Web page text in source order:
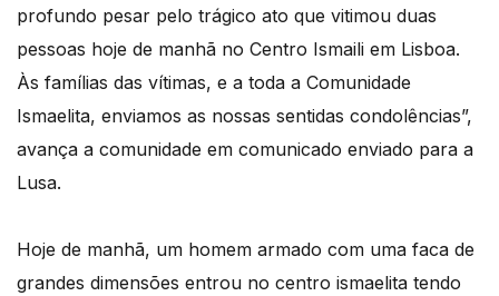
profundo pesar pelo trágico ato que vitimou duas
pessoas hoje de manhã no Centro Ismaili em Lisboa.
Às famílias das vítimas, e a toda a Comunidade
Ismaelita, enviamos as nossas sentidas condolências”,
avança a comunidade em comunicado enviado para a
Lusa.
Hoje de manhã, um homem armado com uma faca de
grandes dimensões entrou no centro ismaelita tendo